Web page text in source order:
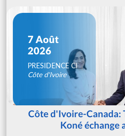
7 Août
2026
PRESIDENCE CI
Côte d'Ivoire
Côte d'Ivoire-Canada:
Koné échange